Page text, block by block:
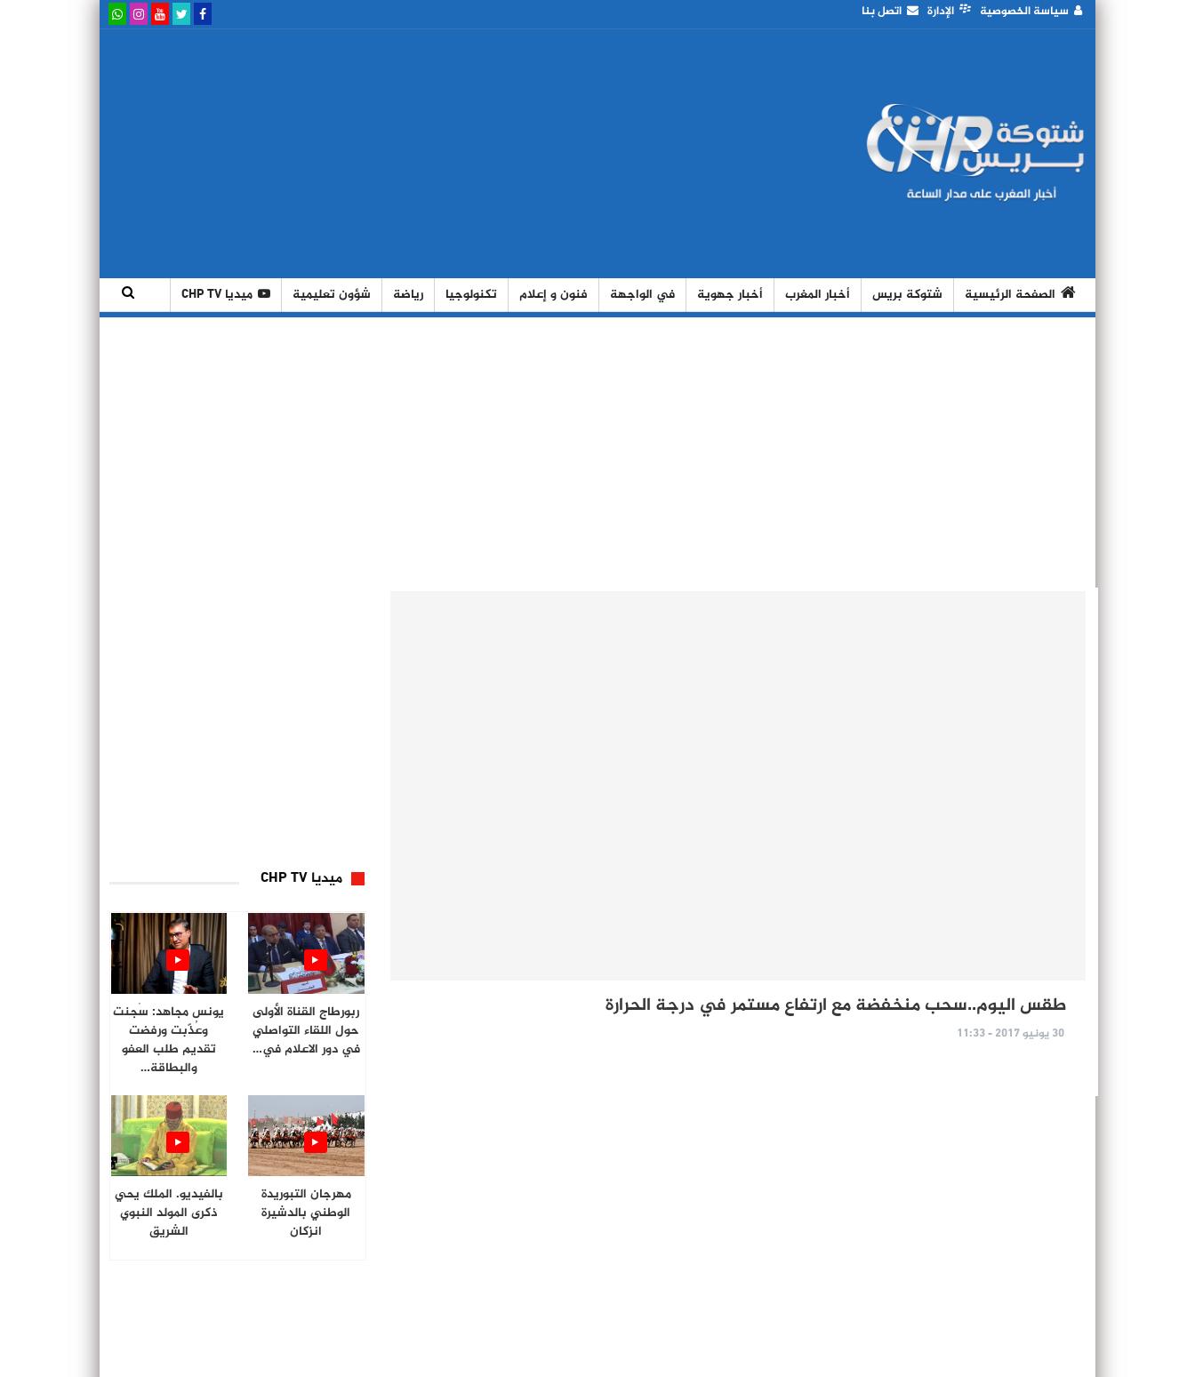
سياسة الخصوصية الإدارة اتصل بنا
الصفحة الرئيسية شتوكة بريس أخبار المغرب أخبار جهوية في الواجهة فنون و إعلام تكنولوجيا رياضة شؤون تعليمية ميديا CHP TV
طقس اليوم..سحب منخفضة مع ارتفاع مستمر في درجة الحرارة
30 يونيو 2017 - 11:33
ميديا CHP TV
ربورطاج القناة الأولى
حول اللقاء التواصلي
في دور الاعلام في…
يونس مجاهد: سُجنت
وعُذّبت ورفضت
تقديم طلب العفو
والبطاقة…
مهرجان التبوريدة
الوطني بالدشيرة
انزكان
بالفيديو. الملك يحي
ذكرى المولد النبوي
الشريق